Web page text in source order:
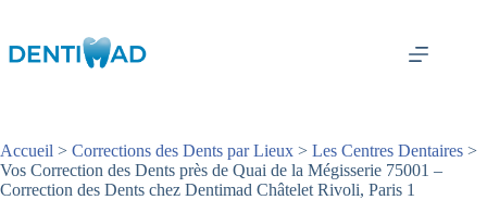
contenu
Accueil > Corrections des Dents par Lieux > Les Centres Dentaires >
Vos Correction des Dents près de Quai de la Mégisserie 75001 –
Correction des Dents chez Dentimad Châtelet Rivoli, Paris 1